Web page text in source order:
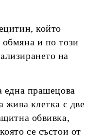
който
и по този
на
една прашецова
жива клетка с две
обвивка,
се състои от